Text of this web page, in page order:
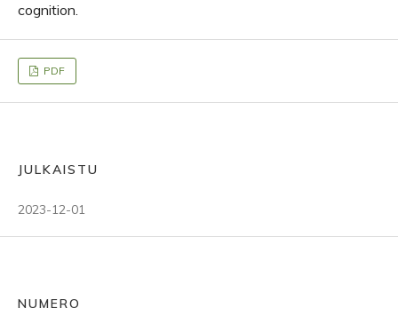
cognition.
PDF
JULKAISTU
2023-12-01
NUMERO